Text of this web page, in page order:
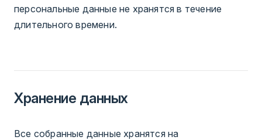
персональные данные не хранятся в течение
длительного времени.
Хранение данных
Все собранные данные хранятся на